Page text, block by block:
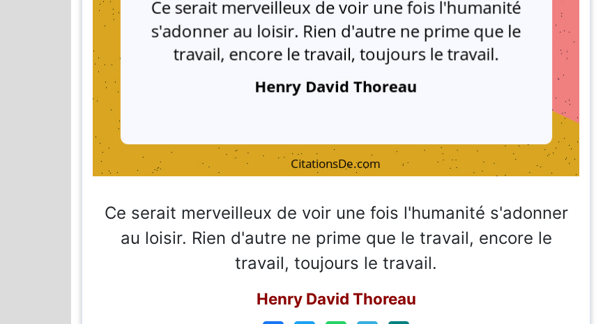
Ce serait merveilleux de voir une fois l'humanité s'adonner
au loisir. Rien d'autre ne prime que le travail, encore le
travail, toujours le travail.
Henry David Thoreau